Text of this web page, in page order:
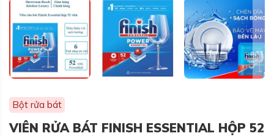
Bột rửa bát
VIÊN RỬA BÁT FINISH ESSENTIAL HỘP 52